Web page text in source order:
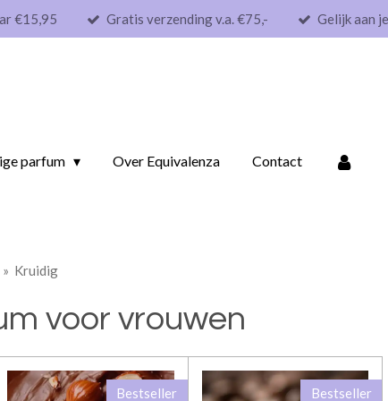
€15,95 Gratis verzending v.a. €75,- Gelijk aan
parfum Over Equivalenza Contact
» Kruidig
voor vrouwen
Bestseller Bestseller